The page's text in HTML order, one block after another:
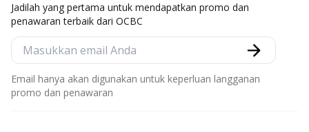
Jadilah yang pertama untuk mendapatkan promo dan
penawaran terbaik dari OCBC
Email hanya akan digunakan untuk keperluan langganan
promo dan penawaran